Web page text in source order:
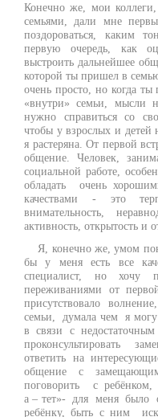
Конечно же, мои
семьями, дали мне
поздороваться, каким
первую очередь, как
выстроить дальнейшее
которой ты пришел в
очень просто, но когда ты
«внутри» семьи, мысли
нужно справиться со
чтобы у взрослых и
я растеряна. От первой
общение. Человек,
социальной работе,
обладать очень
качествами - это
внимательность,
активность, открытость и
Я, конечно же, умом
бы у меня есть все
специалист, но хочу
переживаниями от
присутствовало
семьи, думала чем я
в связи с
проконсультировать
ответить на
общение с
поговорить с ребёнком,
а – тет»- для меня
ребёнку, быть с ним